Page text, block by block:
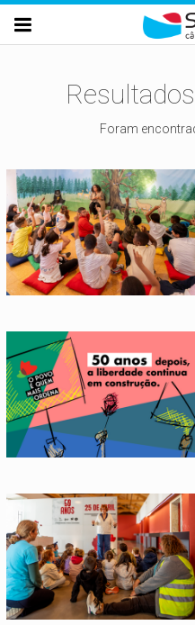
Passar para o conteúdo principal

Foram